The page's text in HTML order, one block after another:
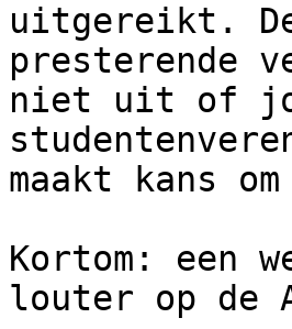
uitgereikt.
presterende
niet uit of
maakt kans
Kortom: een
louter op de